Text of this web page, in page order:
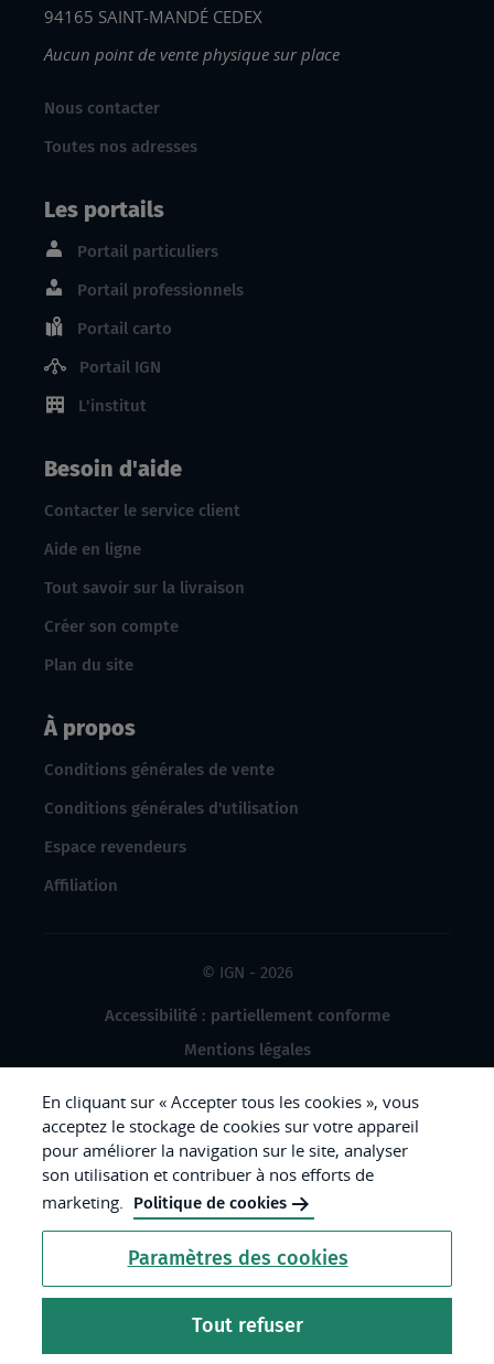
94165 SAINT-MANDÉ CEDEX
Aucun point de vente physique sur place
Nous contacter
Toutes nos adresses
Les portails
Portail particuliers
Portail professionnels
Portail carto
Portail IGN
L'institut
Besoin d'aide
Contacter le service client
Aide en ligne
Tout savoir sur la livraison
Créer son compte
Plan du site
À propos
Conditions générales de vente
Conditions générales d'utilisation
Espace revendeurs
Affiliation
© IGN - 2026
Accessibilité : partiellement conforme
Mentions légales
Gestion des cookies
Crédits photos
République
Française.
Liberté
Égalité
En cliquant sur « Accepter tous les cookies », vous
acceptez le stockage de cookies sur votre appareil
pour améliorer la navigation sur le site, analyser
son utilisation et contribuer à nos efforts de
marketing.
Politique de cookies
Paramètres des cookies
Tout refuser